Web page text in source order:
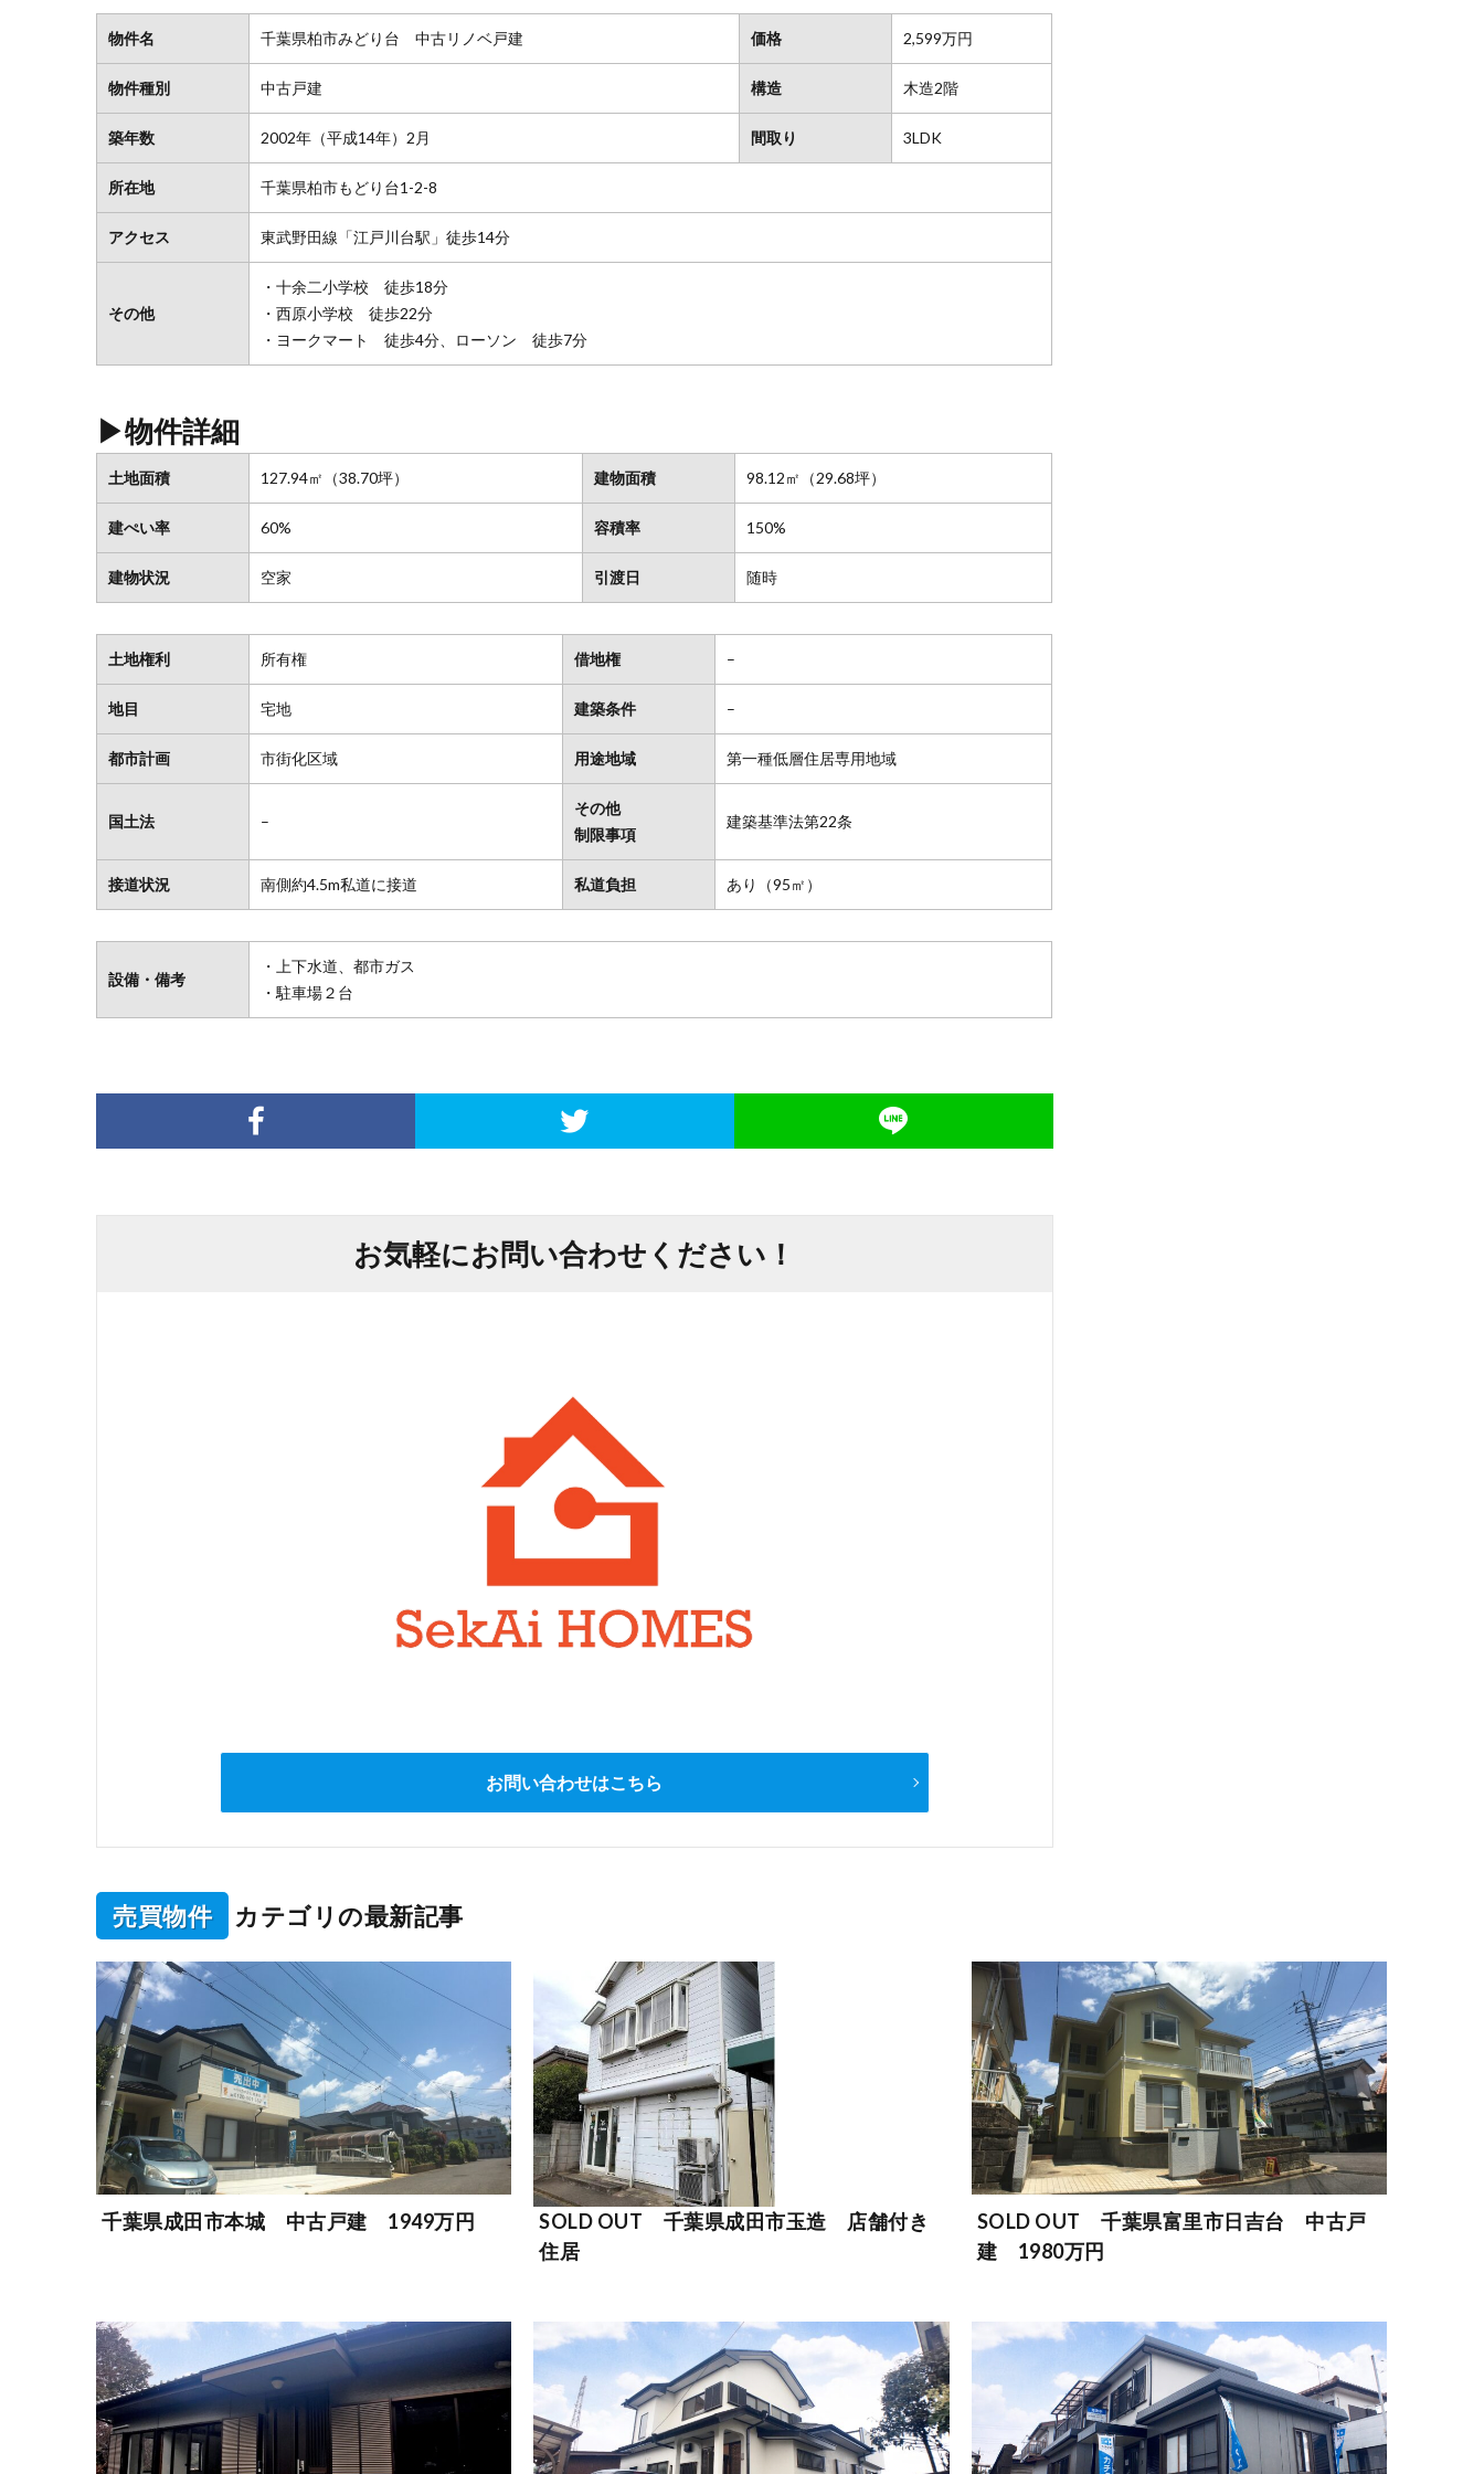
物件名 千葉県柏市みどり台 中古リノベ戸建 価格 2,599万円
物件種別 中古戸建 構造 木造2階
築年数 2002年（平成14年）2月 間取り 3LDK
所在地 千葉県柏市もどり台1-2-8
アクセス 東武野田線「江戸川台駅」徒歩14分
その他
・十余二小学校 徒歩18分
・西原小学校 徒歩22分
・ヨークマート 徒歩4分、ローソン 徒歩7分
▶物件詳細
土地面積 127.94㎡（38.70坪） 建物面積 98.12㎡（29.68坪）
建ぺい率 60% 容積率 150%
建物状況 空家 引渡日 随時
土地権利 所有権 借地権 –
地目 宅地 建築条件 –
都市計画 市街化区域 用途地域 第一種低層住居専用地域
国土法 –
その他
制限事項
建築基準法第22条
接道状況 南側約4.5m私道に接道 私道負担 あり（95㎡）
設備・備考
・上下水道、都市ガス
・駐車場２台
お気軽にお問い合わせください！
お問い合わせはこちら
売買物件 カテゴリの最新記事
千葉県成田市本城 中古戸建 1949万円
SOLD OUT 千葉県成田市玉造 店舗付き
住居
SOLD OUT 千葉県富里市日吉台 中古戸
建 1980万円